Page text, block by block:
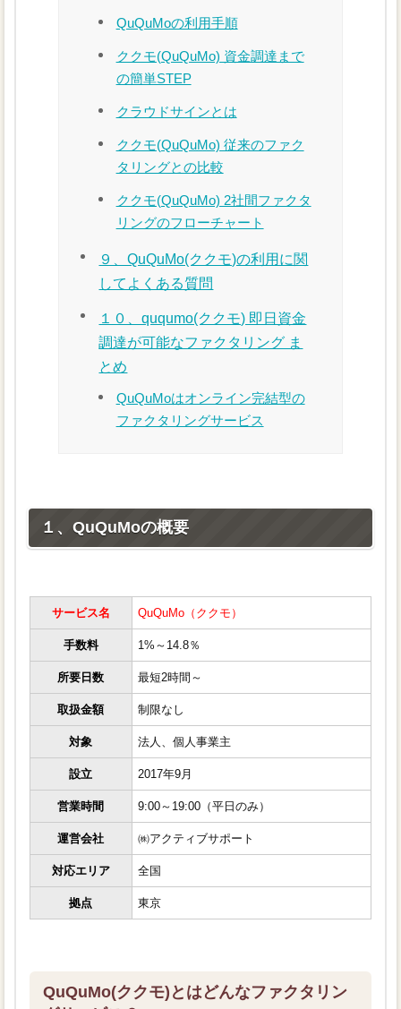
QuQuMoの利用手順
ククモ(QuQuMo) 資金調達まで
の簡単STEP
クラウドサインとは
ククモ(QuQuMo) 従来のファク
タリングとの比較
ククモ(QuQuMo) 2社間ファクタ
リングのフローチャート
９、QuQuMo(ククモ)の利用に関
してよくある質問
１０、ququmo(ククモ) 即日資金
調達が可能なファクタリング ま
とめ
QuQuMoはオンライン完結型の
ファクタリングサービス
１、QuQuMoの概要
サービス名 QuQuMo（ククモ）
手数料 1%～14.8％
所要日数 最短2時間～
取扱金額 制限なし
対象 法人、個人事業主
設立 2017年9月
営業時間 9:00～19:00（平日のみ）
運営会社 ㈱アクティブサポート
対応エリア 全国
拠点 東京
QuQuMo(ククモ)とはどんなファクタリン